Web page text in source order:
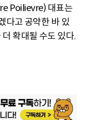
Poilievre) 대표는
다고 공약한 바 있
확대될 수도 있다.